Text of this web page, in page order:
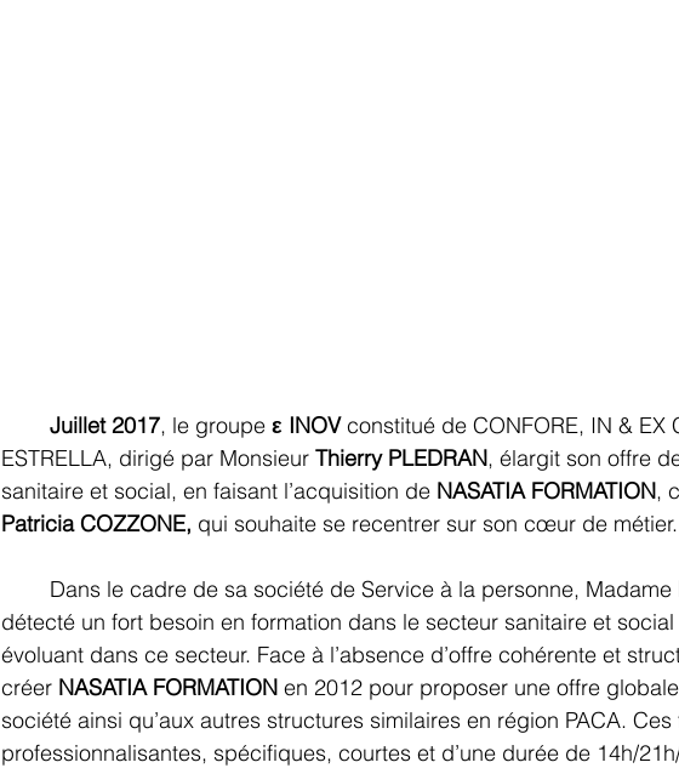
Juillet 2017, le groupe ε INOV constitué de CONFORE, IN & EX
ESTRELLA, dirigé par Monsieur Thierry PLEDRAN, élargit son offre
sanitaire et social, en faisant l’acquisition de NASATIA FORMATION,
Patricia COZZONE, qui souhaite se recentrer sur son cœur de métier.
Dans le cadre de sa société de Service à la personne, Madame
détecté un fort besoin en formation dans le secteur sanitaire et
évoluant dans ce secteur. Face à l’absence d’offre cohérente et
créer NASATIA FORMATION en 2012 pour proposer une offre
société ainsi qu’aux autres structures similaires en région PACA.
professionnalisantes, spécifiques, courtes et d’une durée de 14h/